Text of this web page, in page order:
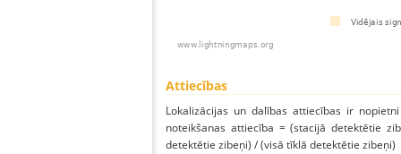
Attiecības
Lokalizācijas un dalības attiecības ir
noteikšanas attiecība = (stacijā detektētie
detektētie zibeņi) / (visā tīklā detektētie zibeņi)